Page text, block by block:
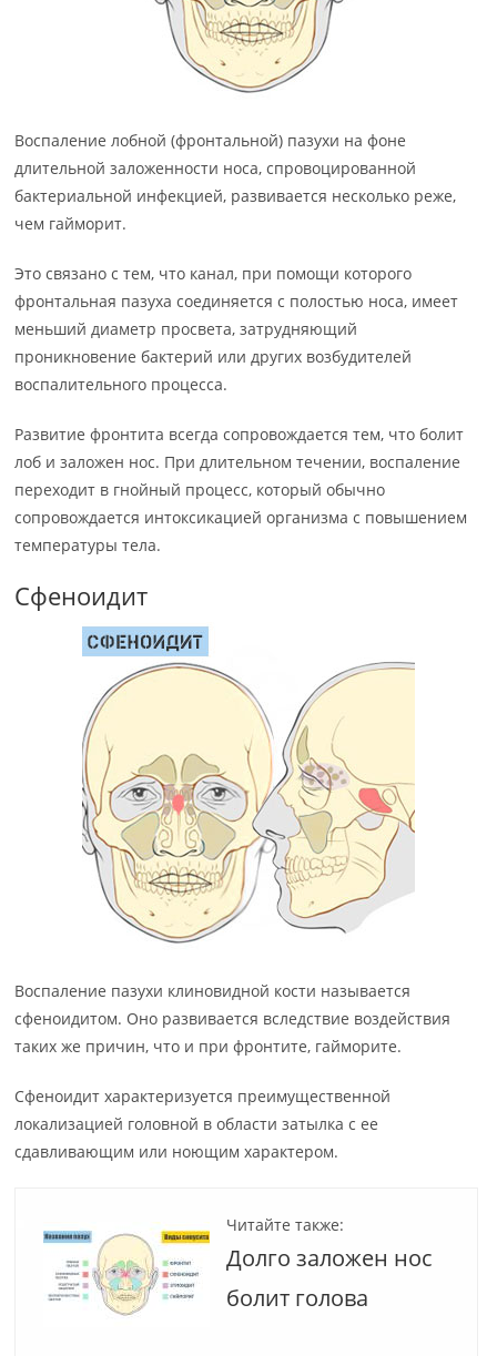
Воспаление лобной (фронтальной) пазухи на фоне
длительной заложенности носа, спровоцированной
бактериальной инфекцией, развивается несколько реже,
чем гайморит.
Это связано с тем, что канал, при помощи которого
фронтальная пазуха соединяется с полостью носа, имеет
меньший диаметр просвета, затрудняющий
проникновение бактерий или других возбудителей
воспалительного процесса.
Развитие фронтита всегда сопровождается тем, что болит
лоб и заложен нос. При длительном течении, воспаление
переходит в гнойный процесс, который обычно
сопровождается интоксикацией организма с повышением
температуры тела.
Сфеноидит
Воспаление пазухи клиновидной кости называется
сфеноидитом. Оно развивается вследствие воздействия
таких же причин, что и при фронтите, гайморите.
Сфеноидит характеризуется преимущественной
локализацией головной в области затылка с ее
сдавливающим или ноющим характером.
Читайте также:
Долго заложен нос
болит голова